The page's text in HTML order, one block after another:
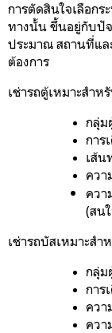
การตัดสินใจเลือกร
ทางนั้น ขึ้นอยู่กับปัจ
ประมาณ สถานที่แล
ต้องการ
เช่ารถตู้เหมาะสำห
กลุ่ม
การ
เส้น
คว
(สน
เช่ารถบัสเหมาะสำ
กลุ่ม
การ
ควา
ควา